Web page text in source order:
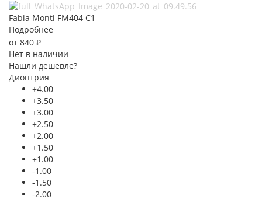
Fabia Monti FM404 C1
Подробнее
от 840 ₽
Нет в наличии
Нашли дешевле?
Диоптрия
+4.00
+3.50
+3.00
+2.50
+2.00
+1.50
+1.00
-1.00
-1.50
-2.00